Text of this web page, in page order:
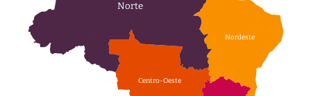
Norte
Nordeste
Centro-Oeste